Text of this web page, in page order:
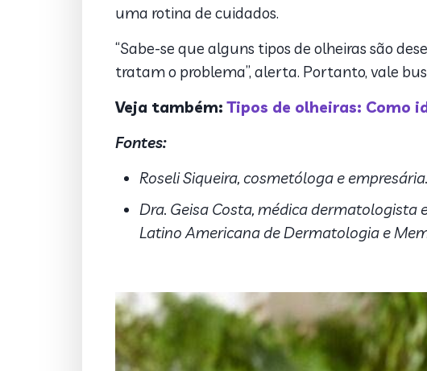
uma rotina de cuidados.
“Sabe-se que alguns tipos de olheiras são
tratam o problema”, alerta. Portanto, vale
Veja também:Tipos de olheiras: Como
Fontes:
Roseli Siqueira, cosmetóloga e empresária.
Dra. Geisa Costa, médica
Latino Americana de Dermatologia e